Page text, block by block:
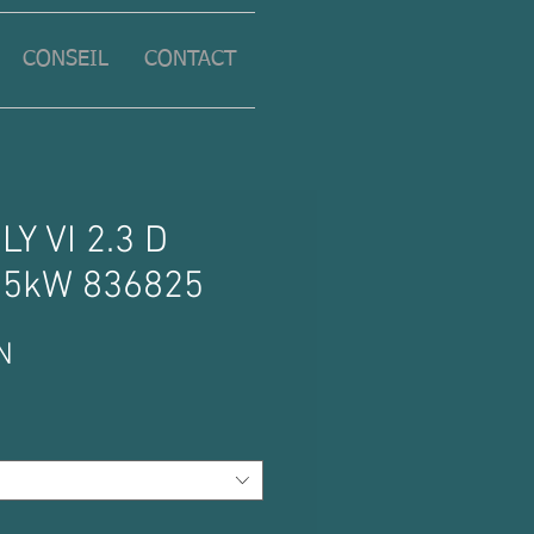
CONSEIL CONTACT
VI 2.3 D
836825